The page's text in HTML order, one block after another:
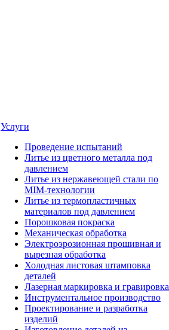
Услуги
Проведение испытаний
Литье из цветного металла под
давлением
Литье из нержавеющей стали по
MIM-технологии
Литье из термопластичных
материалов под давлением
Порошковая покраска
Механическая обработка
Электроэрозионная прошивная и
вырезная обработка
Холодная листовая штамповка
деталей
Лазерная маркировка и гравировка
Инструментальное производство
Проектирование и разработка
изделий